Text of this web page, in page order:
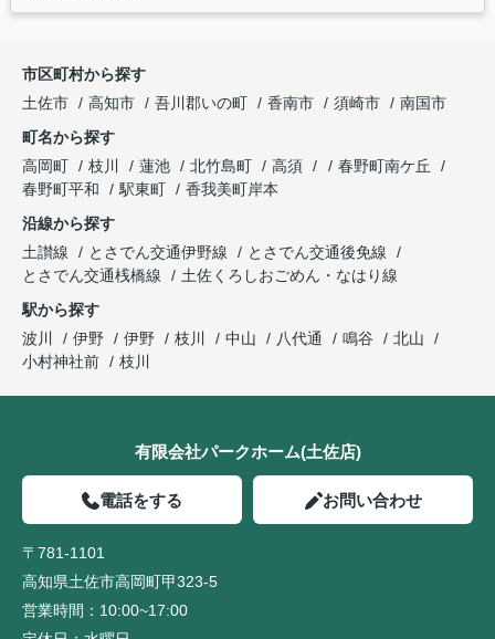
市区町村から探す
土佐市
高知市 吾川郡いの町 香南市 須崎市
南国市
町名から探す
高岡町
枝川 蓮池 北竹島町 高須
春野町南ケ丘
春野町平和
駅東町
香我美町岸本
沿線から探す
土讃線
とさでん交通伊野線
とさでん交通後免線
とさでん交通桟橋線
土佐くろしおごめん・なはり線
駅から探す
波川
伊野 伊野 枝川 中山 八代通 鳴谷
北山
小村神社前
枝川
有限会社パークホーム(土佐店)
電話をする お問い合わせ
〒781-1101
高知県土佐市高岡町甲323-5
営業時間： 10:00~17:00